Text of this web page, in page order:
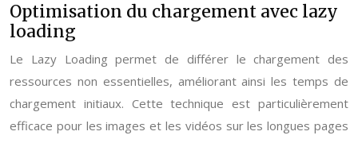
Optimisation du chargement avec lazy
loading
Le Lazy Loading permet de différer le chargement des
ressources non essentielles, améliorant ainsi les temps de
chargement initiaux. Cette technique est particulièrement
efficace pour les images et les vidéos sur les longues pages